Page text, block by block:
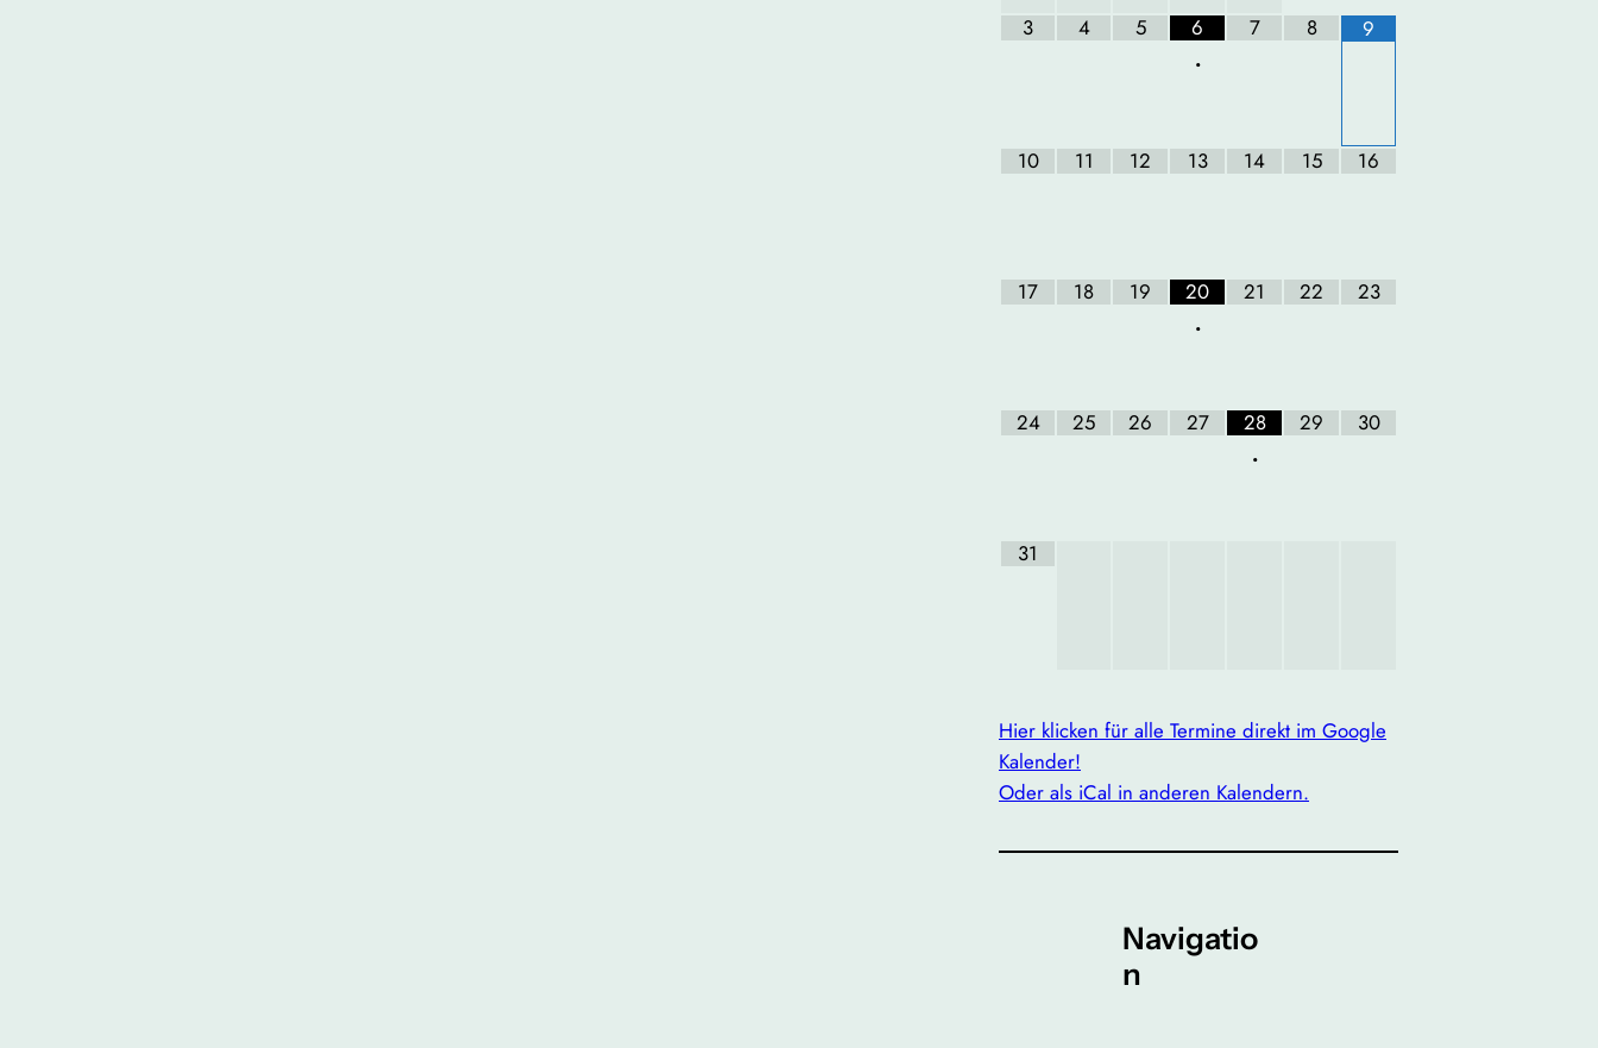
3 4 5
6
•
7 8 9
10 11 12 13 14 15 16
17 18 19
20
•
21 22 23
24 25 26 27
28
•
29 30
31
Hier klicken für alle Termine direkt im Google
Kalender!
Oder als iCal in anderen Kalendern.
Navigatio
n